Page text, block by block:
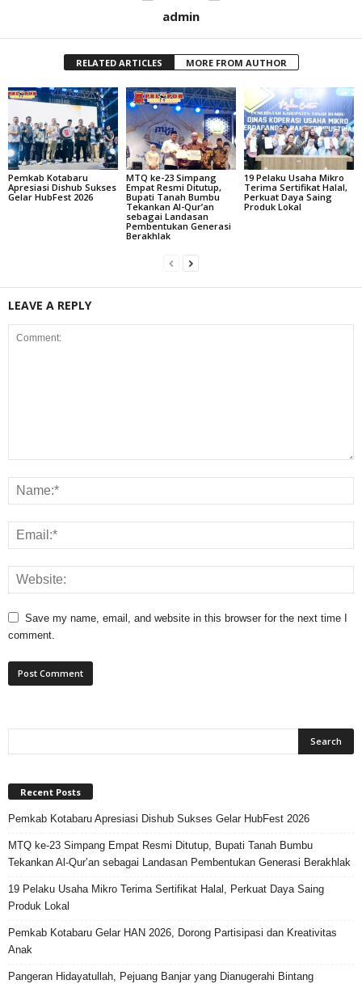
admin
RELATED ARTICLES MORE FROM AUTHOR
Pemkab Kotabaru
Apresiasi Dishub Sukses
Gelar HubFest 2026
MTQ ke-23 Simpang
Empat Resmi Ditutup,
Bupati Tanah Bumbu
Tekankan Al-Qur’an
sebagai Landasan
Pembentukan Generasi
Berakhlak
19 Pelaku Usaha Mikro
Terima Sertifikat Halal,
Perkuat Daya Saing
Produk Lokal
LEAVE A REPLY
Save my name, email, and website in this browser for the next time I
comment.
Recent Posts
Pemkab Kotabaru Apresiasi Dishub Sukses Gelar HubFest 2026
MTQ ke-23 Simpang Empat Resmi Ditutup, Bupati Tanah Bumbu
Tekankan Al-Qur’an sebagai Landasan Pembentukan Generasi Berakhlak
19 Pelaku Usaha Mikro Terima Sertifikat Halal, Perkuat Daya Saing
Produk Lokal
Pemkab Kotabaru Gelar HAN 2026, Dorong Partisipasi dan Kreativitas
Anak
Pangeran Hidayatullah, Pejuang Banjar yang Dianugerahi Bintang